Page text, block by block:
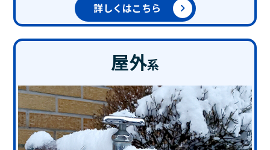
詳しくはこちら
屋外系